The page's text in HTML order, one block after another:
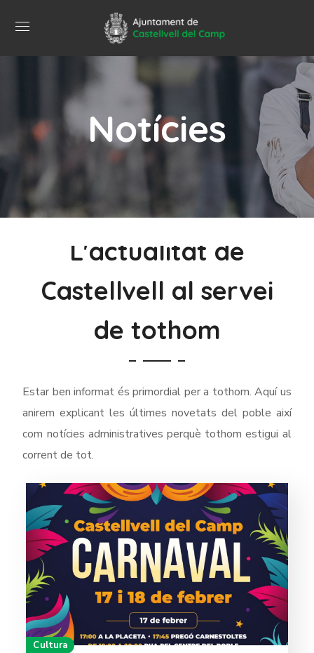
Notícies
L'actualitat de
Castellvell al servei
de tothom
Estar ben informat és primordial per a tothom. Aquí us
anirem explicant les últimes novetats del poble així
com notícies administratives perquè tothom estigui al
corrent de tot.
Cultura